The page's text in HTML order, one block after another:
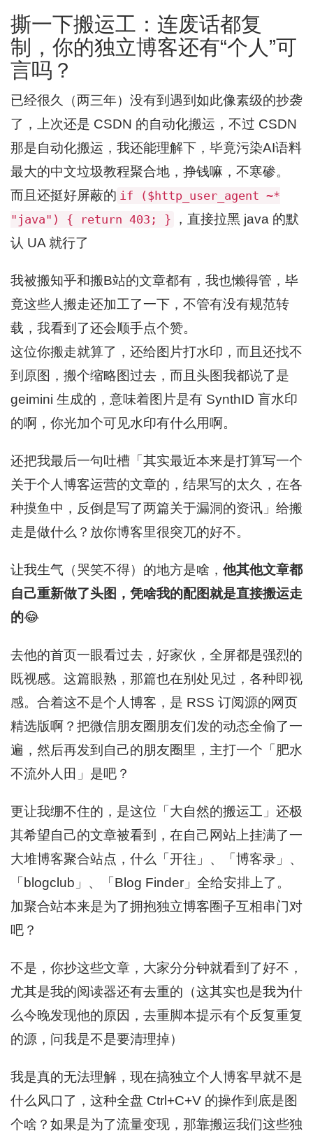
撕一下搬运工：连废话都复
制，你的独立博客还有“个人”可
言吗？
已经很久（两三年）没有到遇到如此像素级的抄袭
了，上次还是 CSDN 的自动化搬运，不过 CSDN
那是自动化搬运，我还能理解下，毕竟污染AI语料
最大的中文垃圾教程聚合地，挣钱嘛，不寒碜。
而且还挺好屏蔽的 if ($http_user_agent ~*
"java") { return 403; }
，直接拉黑 java 的默
认 UA 就行了
我被搬知乎和搬B站的文章都有，我也懒得管，毕
竟这些人搬走还加工了一下，不管有没有规范转
载，我看到了还会顺手点个赞。
这位你搬走就算了，还给图片打水印，而且还找不
到原图，搬个缩略图过去，而且头图我都说了是
geimini 生成的，意味着图片是有 SynthID 盲水印
的啊，你光加个可见水印有什么用啊。
还把我最后一句吐槽「其实最近本来是打算写一个
关于个人博客运营的文章的，结果写的太久，在各
种摸鱼中，反倒是写了两篇关于漏洞的资讯」给搬
走是做什么？放你博客里很突兀的好不。
让我生气（哭笑不得）的地方是啥， 他其他文章都
自己重新做了头图，凭啥我的配图就是直接搬运走
的😂
去他的首页一眼看过去，好家伙，全屏都是强烈的
既视感。这篇眼熟，那篇也在别处见过，各种即视
感。合着这不是个人博客，是 RSS 订阅源的网页
精选版啊？把微信朋友圈朋友们发的动态全偷了一
遍，然后再发到自己的朋友圈里，主打一个「肥水
不流外人田」是吧？
更让我绷不住的，是这位「大自然的搬运工」还极
其希望自己的文章被看到，在自己网站上挂满了一
大堆博客聚合站点，什么「开往」、「博客录」、
「blogclub」、「Blog Finder」全给安排上了。
加聚合站本来是为了拥抱独立博客圈子互相串门对
吧？
不是，你抄这些文章，大家分分钟就看到了好不，
尤其是我的阅读器还有去重的（这其实也是我为什
么今晚发现他的原因，去重脚本提示有个反复重复
的源，问我是不是要清理掉）
我是真的无法理解，现在搞独立个人博客早就不是
什么风口了，这种全盘 Ctrl+C+V 的操作到底是图
个啥？如果是为了流量变现，那靠搬运我们这些独